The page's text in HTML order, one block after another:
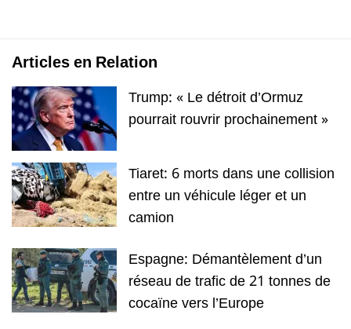
Articles en Relation
Trump: « Le détroit d’Ormuz
pourrait rouvrir prochainement »
Tiaret: 6 morts dans une collision
entre un véhicule léger et un
camion
Espagne: Démantèlement d’un
réseau de trafic de 21 tonnes de
cocaïne vers l’Europe